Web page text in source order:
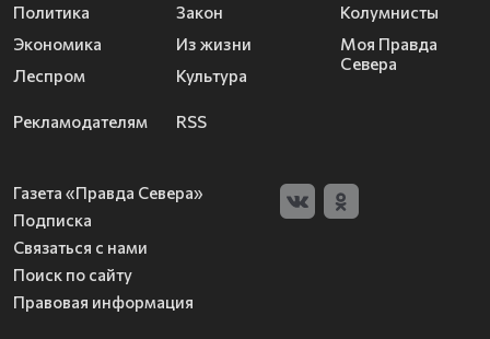
Политика
Экономика
Леспром
Закон
Из жизни
Культура
Колумнисты
Моя Правда
Севера
Рекламодателям RSS
Газета «Правда Севера»
Подписка
Связаться с нами
Поиск по сайту
Правовая информация